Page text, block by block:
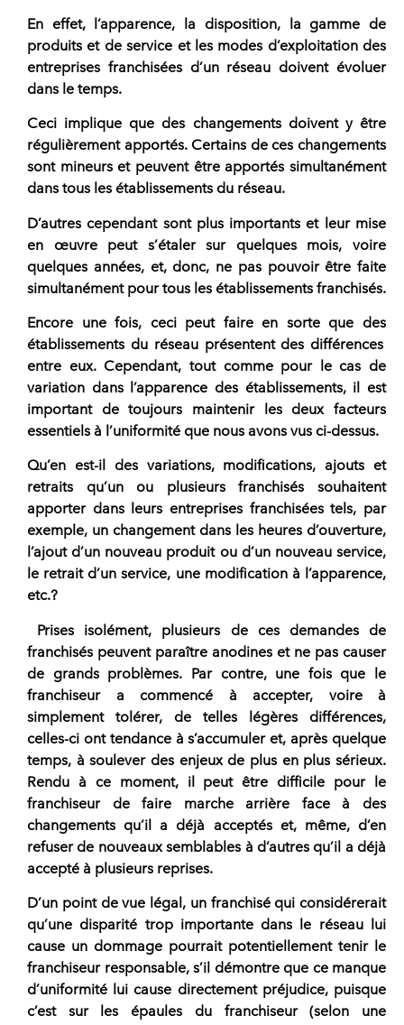
En effet, l’apparence, la disposition, la gamme de
produits et de service et les modes d’exploitation des
entreprises franchisées d’un réseau doivent évoluer
dans le temps.
Ceci implique que des changements doivent y être
régulièrement apportés. Certains de ces changements
sont mineurs et peuvent être apportés simultanément
dans tous les établissements du réseau.
D’autres cependant sont plus importants et leur mise
en œuvre peut s’étaler sur quelques mois, voire
quelques années, et, donc, ne pas pouvoir être faite
simultanément pour tous les établissements franchisés.
Encore une fois, ceci peut faire en sorte que des
établissements du réseau présentent des différences
entre eux. Cependant, tout comme pour le cas de
variation dans l’apparence des établissements, il est
important de toujours maintenir les deux facteurs
essentiels à l’uniformité que nous avons vus ci-dessus.
Qu’en est-il des variations, modifications, ajouts et
retraits qu’un ou plusieurs franchisés souhaitent
apporter dans leurs entreprises franchisées tels, par
exemple, un changement dans les heures d’ouverture,
l’ajout d’un nouveau produit ou d’un nouveau service,
le retrait d’un service, une modification à l’apparence,
etc.?
Prises isolément, plusieurs de ces demandes de
franchisés peuvent paraître anodines et ne pas causer
de grands problèmes. Par contre, une fois que le
franchiseur a commencé à accepter, voire à
simplement tolérer, de telles légères différences,
celles-ci ont tendance à s’accumuler et, après quelque
temps, à soulever des enjeux de plus en plus sérieux.
Rendu à ce moment, il peut être difficile pour le
franchiseur de faire marche arrière face à des
changements qu’il a déjà acceptés et, même, d’en
refuser de nouveaux semblables à d’autres qu’il a déjà
accepté à plusieurs reprises.
D’un point de vue légal, un franchisé qui considérerait
qu’une disparité trop importante dans le réseau lui
cause un dommage pourrait potentiellement tenir le
franchiseur responsable, s’il démontre que ce manque
d’uniformité lui cause directement préjudice, puisque
c’est sur les épaules du franchiseur (selon une